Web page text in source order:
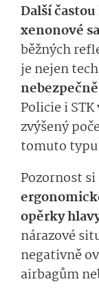
Další
xenonové
běžných
je nejen
Policie i
zvýšený
tomuto typu
Pozornost
opěrky
nárazové
negativně
airbagům